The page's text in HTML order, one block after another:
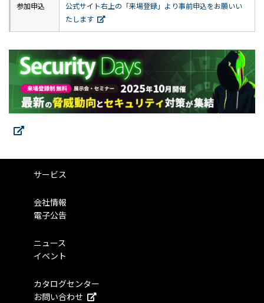
参加申込
公式サイト右上の「来場登録」より事前申込をお願いい
たします
サービス
会社情報
電子公告
ニュース
イベント
カタログセンター
お問い合わせ